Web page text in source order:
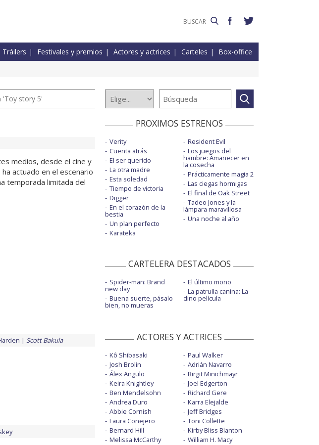
Tráilers Festivales y premios Actores y actrices Carteles Box-office
'Toy story 5'
medios, desde el cine y
actuado en el escenario
temporada limitada del
Scott Bakula
PROXIMOS ESTRENOS
Verity
Cuenta atrás
El ser querido
La otra madre
Esta soledad
Tiempo de victoria
Digger
En el corazón de la
bestia
Un plan perfecto
Karateka
Resident Evil
Los juegos del
hambre: Amanecer en
la cosecha
Prácticamente magia 2
Las ciegas hormigas
El final de Oak Street
Tadeo Jones y la
lámpara maravillosa
Una noche al año
CARTELERA DESTACADOS
Spider-man: Brand
new day
Buena suerte, pásalo
bien, no mueras
El último mono
La patrulla canina: La
dino película
ACTORES Y ACTRICES
Kô Shibasaki
Josh Brolin
Álex Angulo
Keira Knightley
Ben Mendelsohn
Andrea Duro
Abbie Cornish
Laura Conejero
Bernard Hill
Melissa McCarthy
Paul Walker
Adrián Navarro
Birgit Minichmayr
Joel Edgerton
Richard Gere
Karra Elejalde
Jeff Bridges
Toni Collette
Kirby Bliss Blanton
William H. Macy